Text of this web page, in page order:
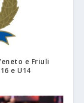
e Friuli
e U14